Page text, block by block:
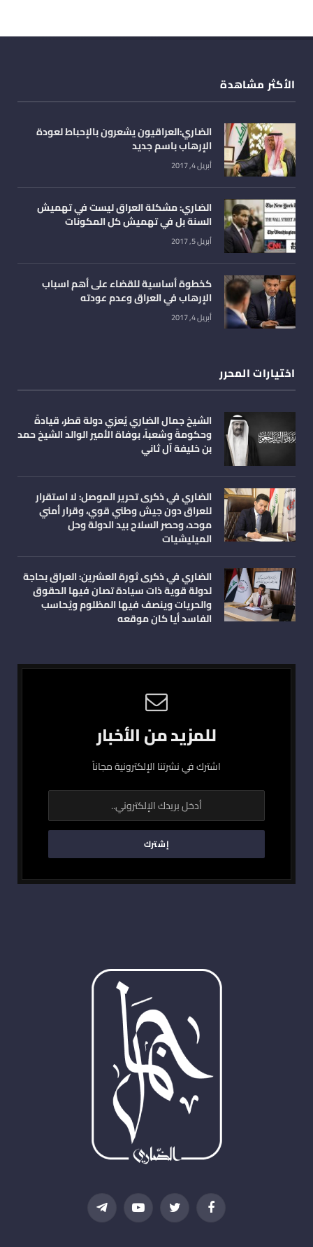
الأكثر مشاهدة
الضاري:العراقيون يشعرون بالإحباط لعودة
الإرهاب باسم جديد
أبريل 4, 2017
الضاري: مشكلة العراق ليست في تهميش
السنة بل في تهميش كل المكونات
أبريل 5, 2017
كخطوة أساسية للقضاء على أهم اسباب
الإرهاب في العراق وعدم عودته
أبريل 4, 2017
اختيارات المحرر
الشيخ جمال الضاري يُعزي دولة قطر، قيادةً
وحكومةً وشعباً، بوفاة الأمير الوالد الشيخ حمد
بن خليفة آل ثاني
الضاري في ذكرى تحرير الموصل: لا استقرار
للعراق دون جيش وطني قوي، وقرار أمني
موحد، وحصر السلاح بيد الدولة وحل
الميليشيات
الضاري في ذكرى ثورة العشرين: العراق بحاجة
لدولة قوية ذات سيادة تصان فيها الحقوق
والحريات وينصف فيها المظلوم ويُحاسب
الفاسد أيا كان موقعه
للمزيد من الأخبار
اشترك في نشرتنا الإلكترونية مجاناً
فيسبوك تويتر يوتيوب تيلقرام